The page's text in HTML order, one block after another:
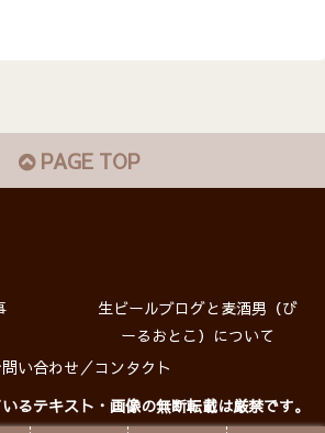
PAGE TOP
生ビールブログと麦酒男（び
ーるおとこ）について
問い合わせ／コンタクト
るテキスト・画像の無断転載は厳禁です。